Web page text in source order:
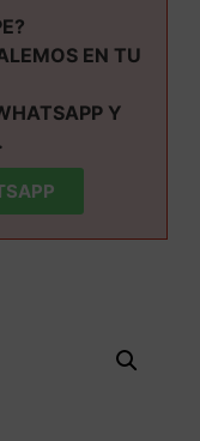
EN TU
Y